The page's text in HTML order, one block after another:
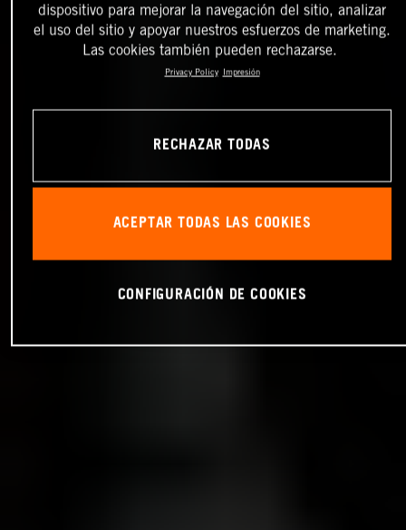
dispositivo para mejorar la navegación del sitio, analizar
el uso del sitio y apoyar nuestros esfuerzos de marketing.
Las cookies también pueden rechazarse.
Privacy Policy Impresión
RECHAZAR TODAS
ACEPTAR TODAS LAS COOKIES
CONFIGURACIÓN DE COOKIES